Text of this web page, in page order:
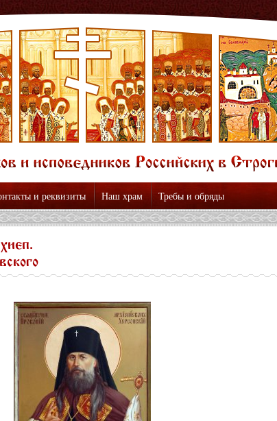
и реквизиты Наш храм Требы и обряды